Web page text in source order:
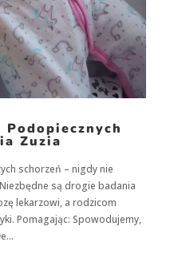
Podopiecznych
Zuzia
schorzeń – nigdy nie
są drogie badania
lekarzowi, a rodzicom
Pomagając: Spowodujemy,
Doświadczenie
Aby nasza strona
internetowa
działała jak
najlepiej podczas
twojego przejścia
cookie, niektóre
funkcje znikną
internetowej.
Marketing